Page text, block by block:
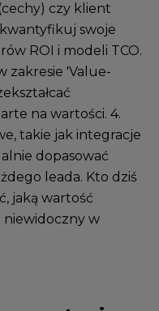
czy klient
swoje
ROI i modeli TCO.
zakresie 'Value-
na wartości. 4.
takie jak integracje
dopasować
leada. Kto dziś
jaką wartość
niewidoczny w